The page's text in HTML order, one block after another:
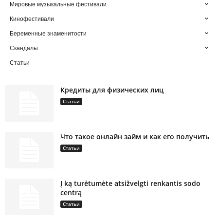
Мировые музыкальные фестивали
Кинофестивали
Беременные знаменитости
Скандалы
Статьи
Кредиты для физических лиц
Статьи
Что такое онлайн займ и как его получить
Статьи
Į ką turėtumėte atsižvelgti renkantis sodo
centrą
Статьи